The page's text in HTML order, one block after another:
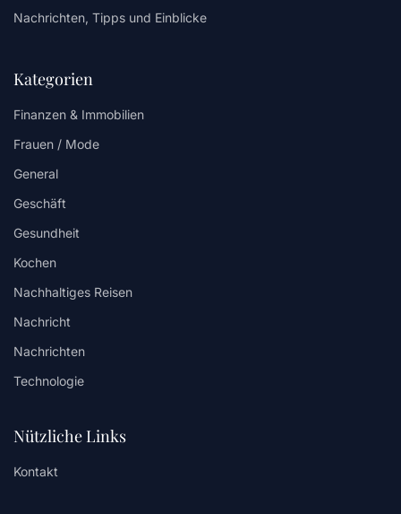
Nachrichten, Tipps und Einblicke
Kategorien
Finanzen & Immobilien
Frauen / Mode
General
Geschäft
Gesundheit
Kochen
Nachhaltiges Reisen
Nachricht
Nachrichten
Technologie
Nützliche Links
Kontakt